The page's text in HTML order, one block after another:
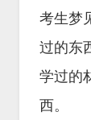
考生梦
过的东
学过的
西。